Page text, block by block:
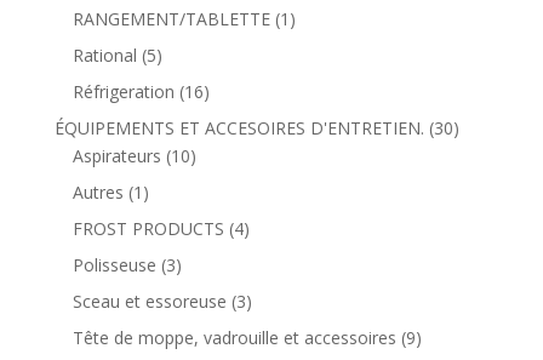
RANGEMENT/TABLETTE (1)
Rational (5)
Réfrigeration (16)
ÉQUIPEMENTS ET ACCESOIRES D'ENTRETIEN. (30)
Aspirateurs (10)
Autres (1)
FROST PRODUCTS (4)
Polisseuse (3)
Sceau et essoreuse (3)
Tête de moppe, vadrouille et accessoires (9)